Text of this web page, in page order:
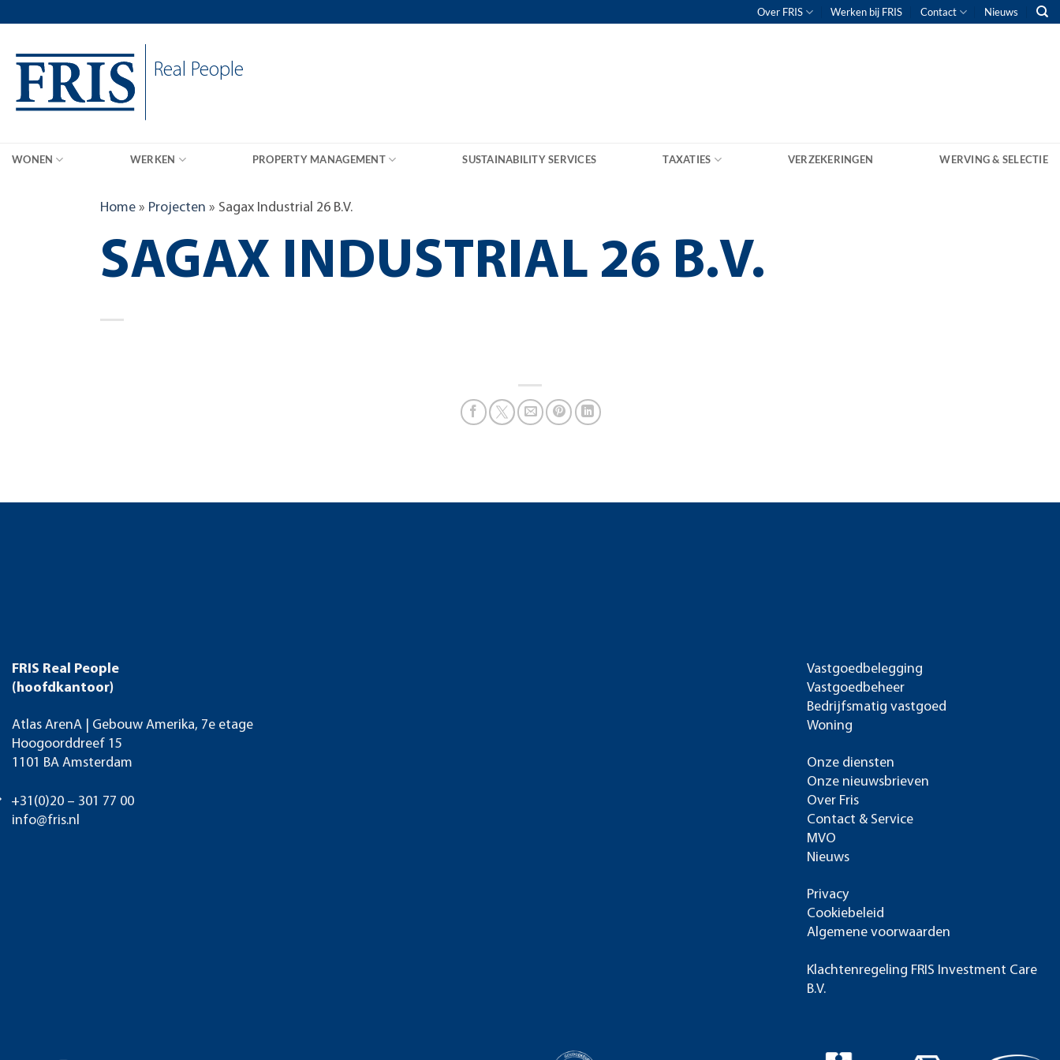
Over FRIS Werken bij FRIS Contact Nieuws
Real People
WONEN WERKEN PROPERTY MANAGEMENT SUSTAINABILITY SERVICES TAXATIES VERZEKERINGEN WERVING & SELECTIE
Home » Projecten » Sagax Industrial 26 B.V.
SAGAX INDUSTRIAL 26 B.V.
FRIS Real People
(hoofdkantoor)
Atlas ArenA | Gebouw Amerika, 7e etage
Hoogoorddreef 15
1101 BA Amsterdam
+31(0)20 – 301 77 00
info@fris.nl
Vastgoedbelegging
Vastgoedbeheer
Bedrijfsmatig vastgoed
Woning
Onze diensten
Onze nieuwsbrieven
Over Fris
Contact & Service
MVO
Nieuws
Privacy
Cookiebeleid
Algemene voorwaarden
Klachtenregeling FRIS Investment Care
B.V.